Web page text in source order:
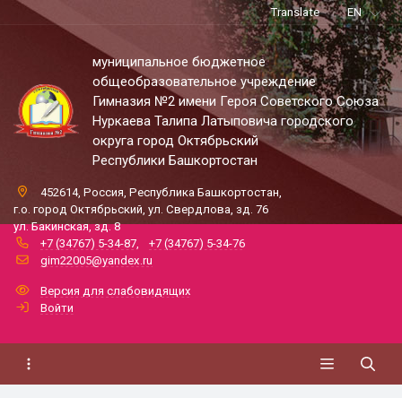
Translate EN
муниципальное бюджетное
общеобразовательное учреждение
Гимназия №2 имени Героя Советского Союза
Нуркаева Талипа Латыповича городского
округа город Октябрьский
Республики Башкортостан
452614, Россия, Республика Башкортостан,
г.о. город Октябрьский, ул. Свердлова, зд. 76
ул. Бакинская, зд. 8
+7 (34767) 5-34-87
+7 (34767) 5-34-76
gim22005@yandex.ru
Версия для слабовидящих
Войти